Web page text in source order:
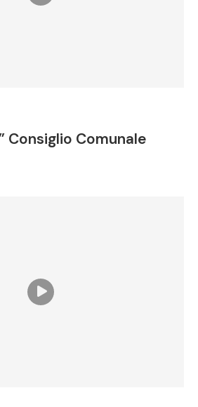
Consiglio Comunale